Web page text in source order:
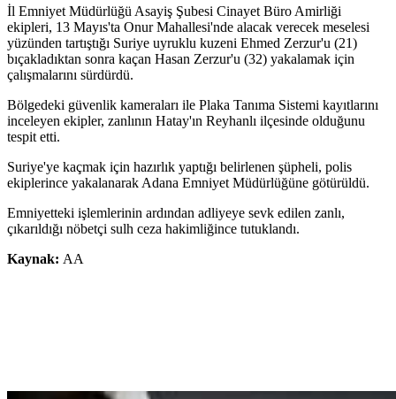
İl Emniyet Müdürlüğü Asayiş Şubesi Cinayet Büro Amirliği
ekipleri, 13 Mayıs'ta Onur Mahallesi'nde alacak verecek meselesi
yüzünden tartıştığı Suriye uyruklu kuzeni Ehmed Zerzur'u (21)
bıçakladıktan sonra kaçan Hasan Zerzur'u (32) yakalamak için
çalışmalarını sürdürdü.
Bölgedeki güvenlik kameraları ile Plaka Tanıma Sistemi kayıtlarını
inceleyen ekipler, zanlının Hatay'ın Reyhanlı ilçesinde olduğunu
tespit etti.
Suriye'ye kaçmak için hazırlık yaptığı belirlenen şüpheli, polis
ekiplerince yakalanarak Adana Emniyet Müdürlüğüne götürüldü.
Emniyetteki işlemlerinin ardından adliyeye sevk edilen zanlı,
çıkarıldığı nöbetçi sulh ceza hakimliğince tutuklandı.
Kaynak: AA